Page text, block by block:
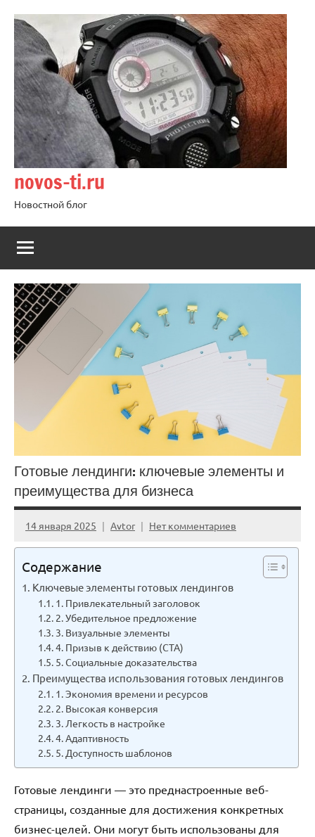
содержимому
novos-ti.ru
Новостной блог
Готовые лендинги: ключевые элементы и
преимущества для бизнеса
14 января 2025 Avtor Нет комментариев
Содержание
Ключевые элементы готовых лендингов
1. Привлекательный заголовок
2. Убедительное предложение
3. Визуальные элементы
4. Призыв к действию (CTA)
5. Социальные доказательства
Преимущества использования готовых лендингов
1. Экономия времени и ресурсов
2. Высокая конверсия
3. Легкость в настройке
4. Адаптивность
5. Доступность шаблонов
Готовые лендинги — это преднастроенные веб-
страницы, созданные для достижения конкретных
бизнес-целей. Они могут быть использованы для